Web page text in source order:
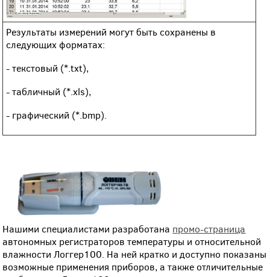
Результаты измерений могут быть сохранены в
следующих форматах:
- текстовый (*.txt),
- табличный (*.xls),
- графический (*.bmp).
Нашими специалистами разработана промо-страница
автономных регистраторов температуры и относительной
влажности Логгер100. На ней кратко и доступно показаны
возможные применения приборов, а также отличительные